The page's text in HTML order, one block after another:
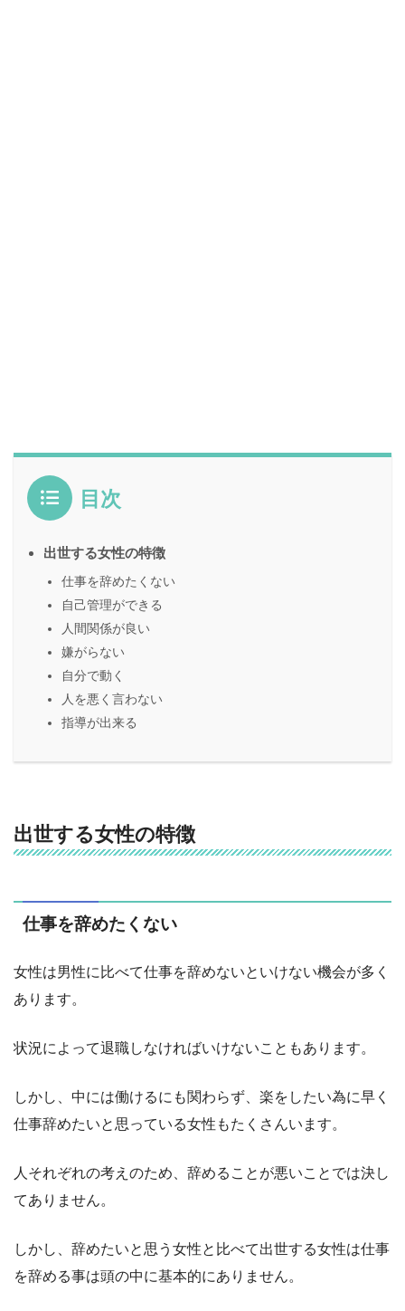
目次
出世する女性の特徴
仕事を辞めたくない
自己管理ができる
人間関係が良い
嫌がらない
自分で動く
人を悪く言わない
指導が出来る
出世する女性の特徴
仕事を辞めたくない
女性は男性に比べて仕事を辞めないといけない機会が多く
あります。
状況によって退職しなければいけないこともあります。
しかし、中には働けるにも関わらず、楽をしたい為に早く
仕事辞めたいと思っている女性もたくさんいます。
人それぞれの考えのため、辞めることが悪いことでは決し
てありません。
しかし、辞めたいと思う女性と比べて出世する女性は仕事
を辞める事は頭の中に基本的にありません。